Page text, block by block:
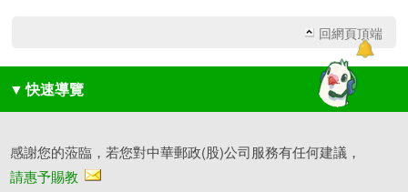
回網頁頂端
▼ 快速導覽
感謝您的蒞臨，若您對中華郵政(股)公司服務有任何建議，
請惠予賜教